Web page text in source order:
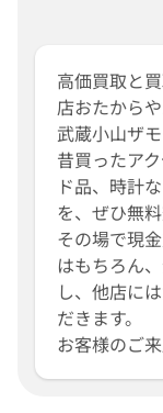
高価買取と
店おたから
武蔵小山ザモ
昔買ったア
ド品、時計
を、ぜひ無
その場で現
はもちろん
し、他店に
だきます。
お客様のご